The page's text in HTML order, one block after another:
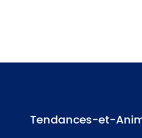
Tendances-et-